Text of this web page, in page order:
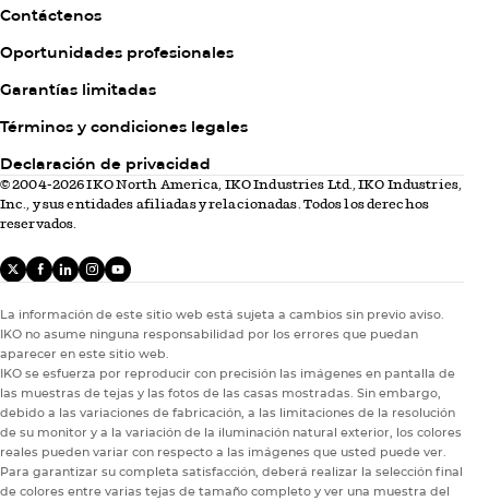
Contáctenos
Oportunidades profesionales
Garantías limitadas
Column
Términos y condiciones legales
Declaración de privacidad
© 2004-2026 IKO North America, IKO Industries Ltd., IKO Industries,
Inc., y sus entidades afiliadas y relacionadas. Todos los derechos
reservados.
X facebook
linkedIninstagram
youtube
La información de este sitio web está sujeta a cambios sin previo aviso.
IKO no asume ninguna responsabilidad por los errores que puedan
aparecer en este sitio web.
IKO se esfuerza por reproducir con precisión las imágenes en pantalla de
las muestras de tejas y las fotos de las casas mostradas. Sin embargo,
debido a las variaciones de fabricación, a las limitaciones de la resolución
de su monitor y a la variación de la iluminación natural exterior, los colores
reales pueden variar con respecto a las imágenes que usted puede ver.
Para garantizar su completa satisfacción, deberá realizar la selección final
de colores entre varias tejas de tamaño completo y ver una muestra del